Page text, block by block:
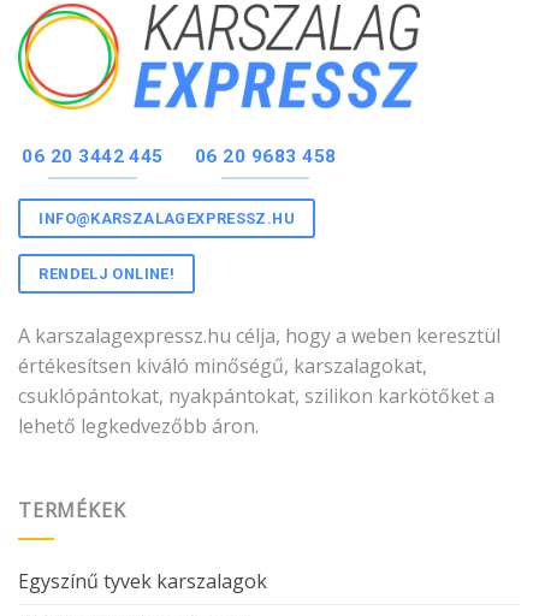
06 20 3442 445 06 20 9683 458
INFO@KARSZALAGEXPRESSZ.HU
RENDELJ ONLINE!
A karszalagexpressz.hu célja, hogy a weben keresztül
értékesítsen kiváló minőségű, karszalagokat,
csuklópántokat, nyakpántokat, szilikon karkötőket a
lehető legkedvezőbb áron.
TERMÉKEK
Egyszínű tyvek karszalagok